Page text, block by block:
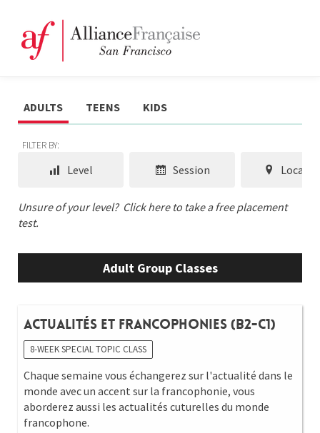
ADULTS TEENS KIDS
FILTER BY:
Level Session
Unsure of your level? Click here to take a free placement
test.
Adult Group Classes
Actualités et Francophonies (B2-C1)
8-WEEK SPECIAL TOPIC CLASS
Chaque semaine vous échangerez sur l'actualité dans le
monde avec un accent sur la francophonie, vous
aborderez aussi les actualités cuturelles du monde
francophone.